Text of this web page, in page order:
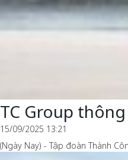
TC Group
15/09/2025 13:21
(Ngày Nay) - Tập đoàn Thành